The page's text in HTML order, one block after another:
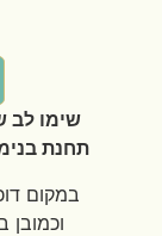
שימו לב
תחנת בנימינה
במקום